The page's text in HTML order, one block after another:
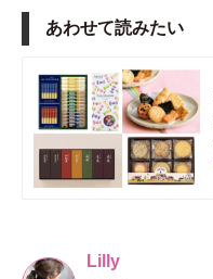
あわせて読みたい
Lilly